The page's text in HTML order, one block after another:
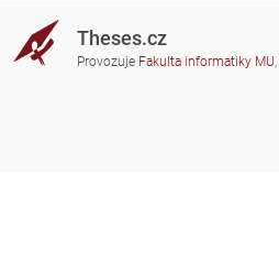
Theses.cz
Provozuje Fakulta informatiky MU,